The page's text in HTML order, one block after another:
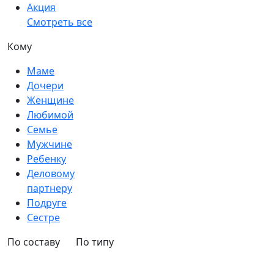
Акция
Смотреть все
Кому
Маме
Дочери
Женщине
Любимой
Семье
Мужчине
Ребенку
Деловому
партнеру
Подруге
Сестре
По составу
По типу